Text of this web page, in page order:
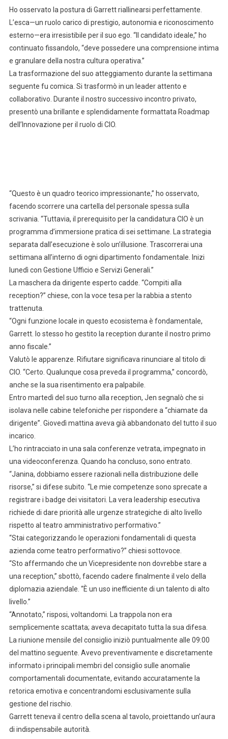
Ho osservato la postura di Garrett riallinearsi perfettamente.
L’esca—un ruolo carico di prestigio, autonomia e riconoscimento
esterno—era irresistibile per il suo ego. “Il candidato ideale,” ho
continuato fissandolo, “deve possedere una comprensione intima
e granulare della nostra cultura operativa.”
La trasformazione del suo atteggiamento durante la settimana
seguente fu comica. Si trasformò in un leader attento e
collaborativo. Durante il nostro successivo incontro privato,
presentò una brillante e splendidamente formattata Roadmap
dell’Innovazione per il ruolo di CIO.
“Questo è un quadro teorico impressionante,” ho osservato,
facendo scorrere una cartella del personale spessa sulla
scrivania. “Tuttavia, il prerequisito per la candidatura CIO è un
programma d’immersione pratica di sei settimane. La strategia
separata dall’esecuzione è solo un’illusione. Trascorrerai una
settimana all’interno di ogni dipartimento fondamentale. Inizi
lunedì con Gestione Ufficio e Servizi Generali.”
La maschera da dirigente esperto cadde. “Compiti alla
reception?” chiese, con la voce tesa per la rabbia a stento
trattenuta.
“Ogni funzione locale in questo ecosistema è fondamentale,
Garrett. Io stesso ho gestito la reception durante il nostro primo
anno fiscale.”
Valutò le apparenze. Rifiutare significava rinunciare al titolo di
CIO. “Certo. Qualunque cosa preveda il programma,” concordò,
anche se la sua risentimento era palpabile.
Entro martedì del suo turno alla reception, Jen segnalò che si
isolava nelle cabine telefoniche per rispondere a “chiamate da
dirigente”. Giovedì mattina aveva già abbandonato del tutto il suo
incarico.
L’ho rintracciato in una sala conferenze vetrata, impegnato in
una videoconferenza. Quando ha concluso, sono entrato.
“Janina, dobbiamo essere razionali nella distribuzione delle
risorse,” si difese subito. “Le mie competenze sono sprecate a
registrare i badge dei visitatori. La vera leadership esecutiva
richiede di dare priorità alle urgenze strategiche di alto livello
rispetto al teatro amministrativo performativo.”
“Stai categorizzando le operazioni fondamentali di questa
azienda come teatro performativo?” chiesi sottovoce.
“Sto affermando che un Vicepresidente non dovrebbe stare a
una reception,” sbottò, facendo cadere finalmente il velo della
diplomazia aziendale. “È un uso inefficiente di un talento di alto
livello.”
“Annotato,” risposi, voltandomi. La trappola non era
semplicemente scattata; aveva decapitato tutta la sua difesa.
La riunione mensile del consiglio iniziò puntualmente alle 09:00
del mattino seguente. Avevo preventivamente e discretamente
informato i principali membri del consiglio sulle anomalie
comportamentali documentate, evitando accuratamente la
retorica emotiva e concentrandomi esclusivamente sulla
gestione del rischio.
Garrett teneva il centro della scena al tavolo, proiettando un’aura
di indispensabile autorità.